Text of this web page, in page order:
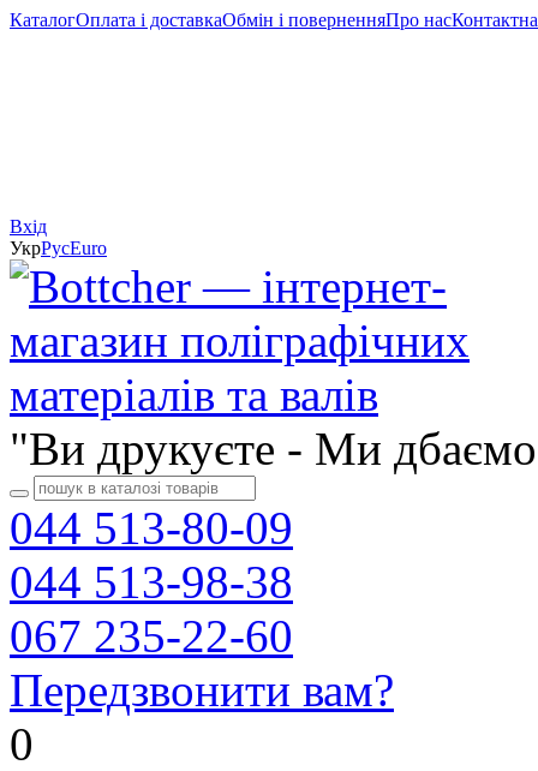
КаталогОплата і доставкаОбмін і поверненняПро нас
Вхід
УкрРусЕuro
"Ви друкуєте - Ми
044 513-80-09
044 513-98-38
067 235-22-60
Передзвонити вам?
0